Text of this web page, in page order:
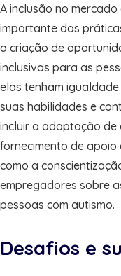
A inclusão no
importante das
a criação de
inclusivas para as
elas tenham
suas habilidades e
incluir a adaptação de
fornecimento de
como a
empregadores sobre
pessoas com autismo.
Desafios e